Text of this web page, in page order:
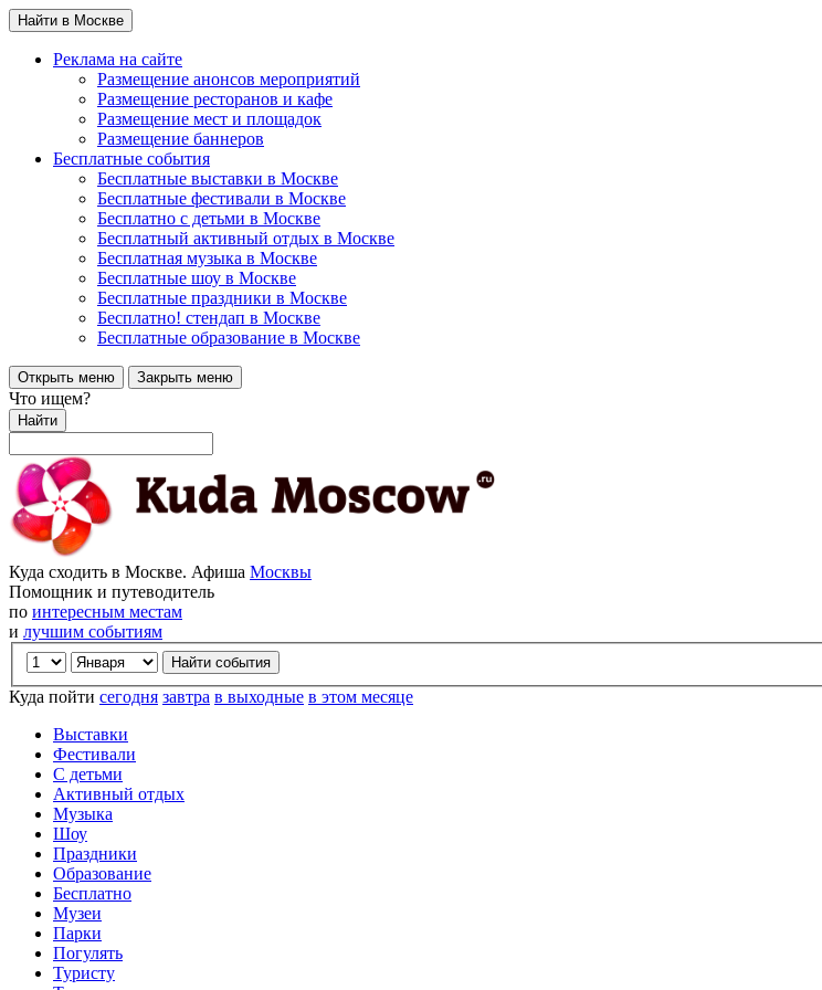
Найти в Москве
Реклама на сайте
Размещение анонсов мероприятий
Размещение ресторанов и кафе
Размещение мест и площадок
Размещение баннеров
Бесплатные события
Бесплатные выставки в Москве
Бесплатные фестивали в Москве
Бесплатно с детьми в Москве
Бесплатный активный отдых в Москве
Бесплатная музыка в Москве
Бесплатные шоу в Москве
Бесплатные праздники в Москве
Бесплатно! стендап в Москве
Бесплатные образование в Москве
Открыть меню Закрыть меню
Что ищем?
Найти
Куда сходить в Москве. Афиша Москвы
Помощник и путеводитель
по интересным местам
и лучшим событиям
Куда пойти сегодня завтра в выходные в этом месяце
Выставки
Фестивали
С детьми
Активный отдых
Музыка
Шоу
Праздники
Образование
Бесплатно
Музеи
Парки
Погулять
Туристу